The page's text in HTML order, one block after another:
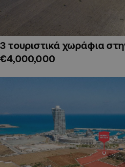
3 τουριστικά χωράφια
€4,000,000